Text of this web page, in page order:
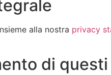
alla nostra privacy
di